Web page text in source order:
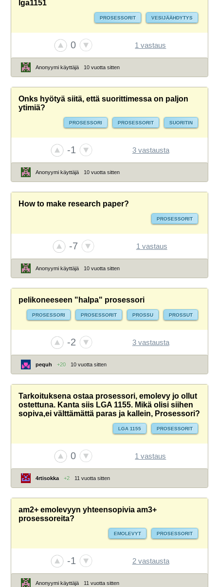
lga1151
PROSESSORIT VESIJÄÄHDYTYS
0 1 vastaus
Anonyymi käyttäjä 10 vuotta sitten
Onks hyötyä siitä, että suorittimessa on paljon
ytimiä?
PROSESSORI PROSESSORIT SUORITIN
-1 3 vastausta
Anonyymi käyttäjä 10 vuotta sitten
How to make research paper?
PROSESSORIT
-7 1 vastaus
Anonyymi käyttäjä 10 vuotta sitten
pelikoneeseen "halpa" prosessori
PROSESSORI PROSESSORIT PROSSU PROSSUT
-2 3 vastausta
pequh +20 10 vuotta sitten
Tarkoituksena ostaa prosessori, emolevy jo ollut
ostettuna. Kanta siis LGA 1155. Mikä olisi siihen
sopiva,ei välttämättä paras ja kallein, Prosessori?
LGA 1155 PROSESSORIT
0 1 vastaus
4rtisokka +2 11 vuotta sitten
am2+ emolevyyn yhteensopivia am3+
prosessoreita?
EMOLEVYT PROSESSORIT
-1 2 vastausta
Anonyymi käyttäjä 11 vuotta sitten